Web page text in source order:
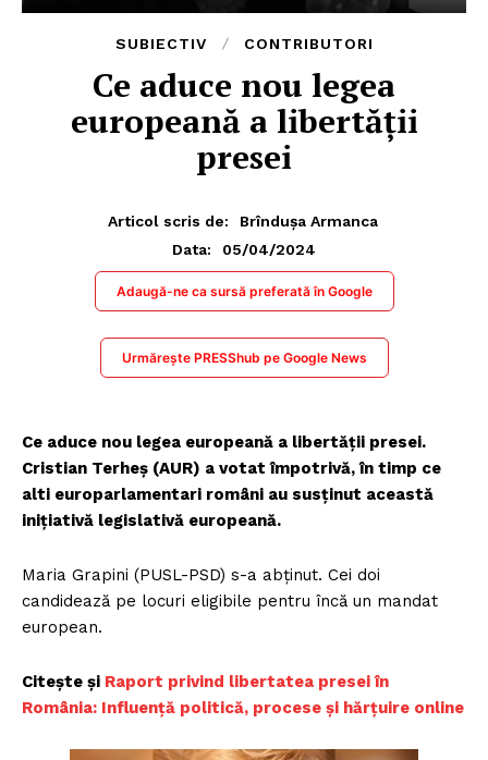
SUBIECTIV CONTRIBUTORI
Ce aduce nou legea
europeană a libertății
presei
Articol scris de:
Brîndușa Armanca
Data:
05/04/2024
Adaugă-ne ca sursă preferată în Google
Urmărește PRESShub pe Google News
Ce aduce nou legea europeană a libertății presei.
Cristian Terheș (AUR) a votat împotrivă, în timp ce
alti europarlamentari români au susținut această
inițiativă legislativă europeană.
Maria Grapini (PUSL-PSD) s-a abținut. Cei doi
candidează pe locuri eligibile pentru încă un mandat
european.
Citește și Raport privind libertatea presei în
România: Influență politică, procese și hărțuire online